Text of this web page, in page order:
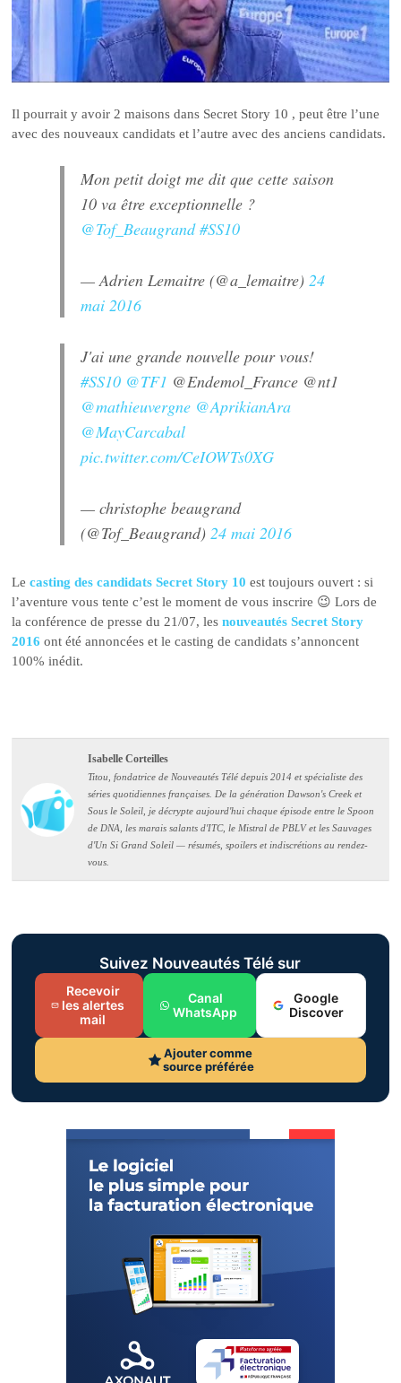
Il pourrait y avoir 2 maisons dans Secret Story 10 , peut être l’une
avec des nouveaux candidats et l’autre avec des anciens candidats.
Mon petit doigt me dit que cette saison
10 va être exceptionnelle ?
@Tof_Beaugrand #SS10
— Adrien Lemaitre (@a_lemaitre)24
mai 2016
J'ai une grande nouvelle pour vous!
#SS10 @TF1 @Endemol_France @nt1
@mathieuvergne @AprikianAra
@MayCarcabal
pic.twitter.com/CeIOWTs0XG
— christophe beaugrand
(@Tof_Beaugrand)24 mai 2016
Lecasting des candidats Secret Story 10 est toujours ouvert : si
l’aventure vous tente c’est le moment de vous inscrire 😉 Lors de
la conférence de presse du 21/07, lesnouveautés Secret Story
2016 ont été annoncées et le casting de candidats s’annoncent
100% inédit.
Isabelle Corteilles
Titou, fondatrice de Nouveautés Télé depuis 2014 et spécialiste des
séries quotidiennes françaises. De la génération Dawson's Creek et
Sous le Soleil, je décrypte aujourd'hui chaque épisode entre le Spoon
de DNA, les marais salants d'ITC, le Mistral de PBLV et les Sauvages
d'Un Si Grand Soleil — résumés, spoilers et indiscrétions au rendez-
vous.
Suivez Nouveautés Télé sur
Recevoir
les alertes
mail
Canal
WhatsApp
Google
Discover
Ajouter comme
source préférée